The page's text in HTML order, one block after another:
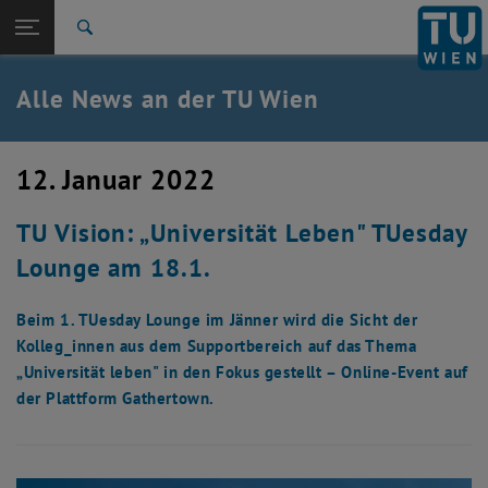
TU Login
Quicklinks
Quicklinks-Menü umschalten
Studium
Karriere
Zurück: Subseiten von TU Wien Startseite auflisten
Zurück zur letzten Ebene:
TU Wien Startseite
Übersicht
Alle News an der TU Wien
12. Januar 2022
TU Vision: „Universität Leben" TUesday
Lounge am 18.1.
Beim 1. TUesday Lounge im Jänner wird die Sicht der
Kolleg_innen aus dem Supportbereich auf das Thema
„Universität leben" in den Fokus gestellt – Online-Event auf
der Plattform Gathertown.